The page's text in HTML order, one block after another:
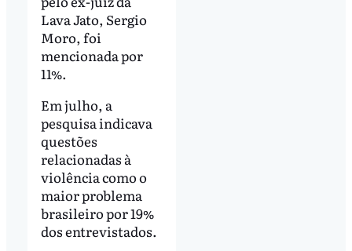
Lava Jato, Sergio
Moro, foi
mencionada por
11%.
Em julho, a
pesquisa indicava
questões
relacionadas à
violência como o
maior problema
brasileiro por 19%
dos entrevistados.